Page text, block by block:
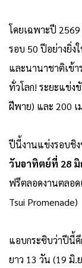
โดยเฉพาะปี
รอบ 50 ปีอย่างยิ่
และนานาชาติเข้า
ทั่วโลก! ระยะแข่ง
ฝีพาย) และ 200 เ
ปีนี้งานแข่งรอบชิง
วันอาทิตย์ที่ 28 มิ
ฟรีตลอดงานตลอด
Tsui Promenade)
แอบกระซิบว่าปีนี้คึ
ยาว 13 วัน (19 มิ.